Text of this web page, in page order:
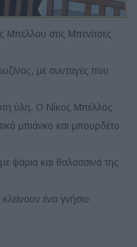
Μπέλλου στις Μπενίτσες
με συνταγές που
ύλη. Ο Νίκος Μπέλλος
μπιάνκο και μπουρδέτο
ψάρια και θαλασσινά της
ένα γνήσιο